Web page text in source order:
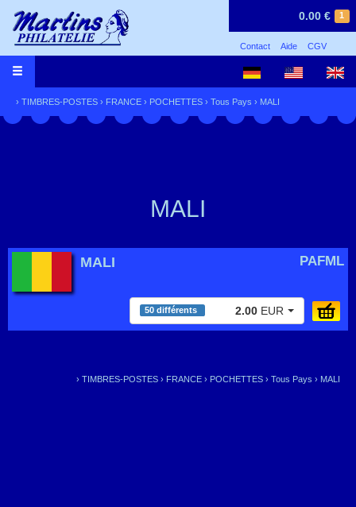
1
0.00 €
Contact Aide CGV
› TIMBRES-POSTES › FRANCE › POCHETTES › Tous Pays › MALI
MALI
PAFML
MALI
50 différents 2.00 EUR
› TIMBRES-POSTES › FRANCE › POCHETTES › Tous Pays › MALI